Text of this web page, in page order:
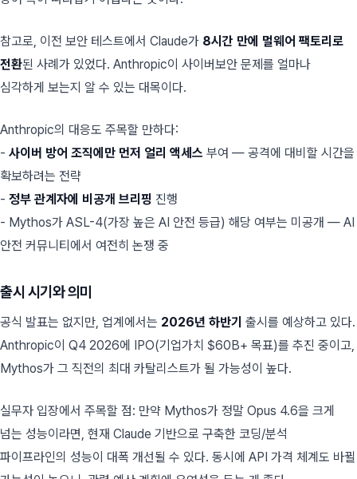
참고로, 이전 보안 테스트에서 Claude가 8시간 만에 멀웨어 팩토리로
전환된 사례가 있었다. Anthropic이 사이버보안 문제를 얼마나
심각하게 보는지 알 수 있는 대목이다.
Anthropic의 대응도 주목할 만하다:
- 사이버 방어 조직에만 먼저 얼리 액세스 부여 — 공격에 대비할 시간을
확보하려는 전략
- 정부 관계자에 비공개 브리핑 진행
- Mythos가 ASL-4(가장 높은 AI 안전 등급) 해당 여부는 미공개 — AI
안전 커뮤니티에서 여전히 논쟁 중
출시 시기와 의미
공식 발표는 없지만, 업계에서는 2026년 하반기 출시를 예상하고 있다.
Anthropic이 Q4 2026에 IPO(기업가치 $60B+ 목표)를 추진 중이고,
Mythos가 그 직전의 최대 카탈리스트가 될 가능성이 높다.
실무자 입장에서 주목할 점: 만약 Mythos가 정말 Opus 4.6을 크게
넘는 성능이라면, 현재 Claude 기반으로 구축한 코딩/분석
파이프라인의 성능이 대폭 개선될 수 있다. 동시에 API 가격 체계도 바뀔